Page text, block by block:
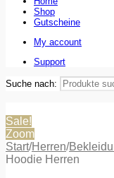
Shop
Gutscheine
My account
Support
Suche nach:
Sale!
Zoom
Start/Herren/
Hoodie Herren